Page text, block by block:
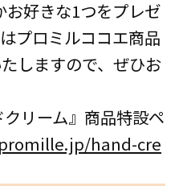
好きな1つをプレゼ
プロミルココエ商品
しますので、ぜひお
クリーム』商品特設ペ
hand-cre